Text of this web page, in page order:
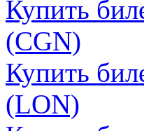
Купить
(CGN)
Купить
(LON)